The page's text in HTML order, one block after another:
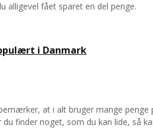
fået sparet en del penge.
i Danmark
at i alt bruger mange
finder noget, som du kan lide, så